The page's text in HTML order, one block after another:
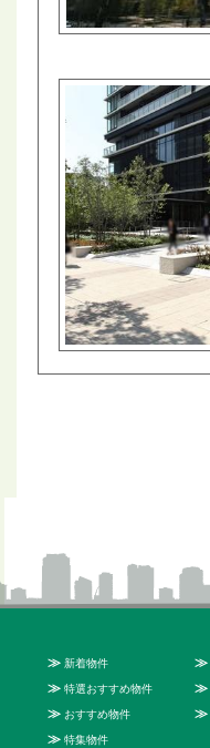
≫ 新着物件
≫ 特選おすすめ物件
≫ おすすめ物件
≫ 特集物件
≫
≫
≫